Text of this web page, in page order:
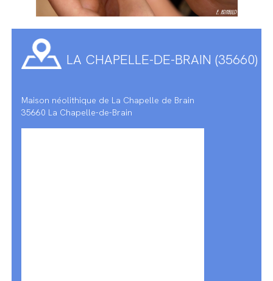
LA CHAPELLE-DE-BRAIN (35660)
Maison néolithique de La Chapelle de Brain
35660 La Chapelle-de-Brain